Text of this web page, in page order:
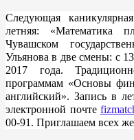
Следующая
летняя: «Математика
Чувашском
Ульянова в две смены: с
2017 года.
программам «Основы
английский». Запись в
электронной почте
00-91. Приглашаем всех